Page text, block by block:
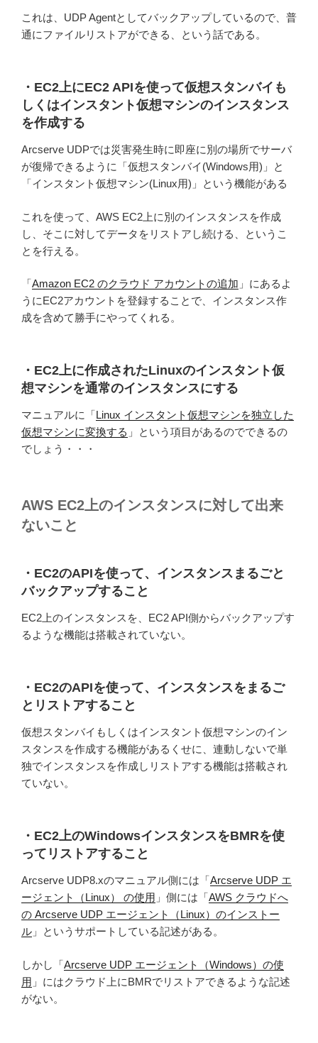
これは、UDP Agentとしてバックアップしているので、普
通にファイルリストアができる、という話である。
・EC2上にEC2 APIを使って仮想スタンバイも
しくはインスタント仮想マシンのインスタンス
を作成する
Arcserve UDPでは災害発生時に即座に別の場所でサーバ
が復帰できるように「仮想スタンバイ(Windows用)」と
「インスタント仮想マシン(Linux用)」という機能がある
これを使って、AWS EC2上に別のインスタンスを作成
し、そこに対してデータをリストアし続ける、というこ
とを行える。
「Amazon EC2 のクラウド アカウントの追加 」にあるよ
うにEC2アカウントを登録することで、インスタンス作
成を含めて勝手にやってくれる。
・EC2上に作成されたLinuxのインスタント仮
想マシンを通常のインスタンスにする
マニュアルに「Linux インスタント仮想マシンを独立した
仮想マシンに変換する 」という項目があるのでできるの
でしょう・・・
AWS EC2上のインスタンスに対して出来
ないこと
・EC2のAPIを使って、インスタンスまるごと
バックアップすること
EC2上のインスタンスを、EC2 API側からバックアップす
るような機能は搭載されていない。
・EC2のAPIを使って、インスタンスをまるご
とリストアすること
仮想スタンバイもしくはインスタント仮想マシンのイン
スタンスを作成する機能があるくせに、連動しないで単
独でインスタンスを作成しリストアする機能は搭載され
ていない。
・EC2上のWindowsインスタンスをBMRを使
ってリストアすること
Arcserve UDP8.xのマニュアル側には「Arcserve UDP エ
ージェント（Linux） の使用 」側には「AWS クラウドへ
の Arcserve UDP エージェント（Linux）のインストー
ル 」というサポートしている記述がある。
しかし「Arcserve UDP エージェント（Windows）の使
用 」にはクラウド上にBMRでリストアできるような記述
がない。